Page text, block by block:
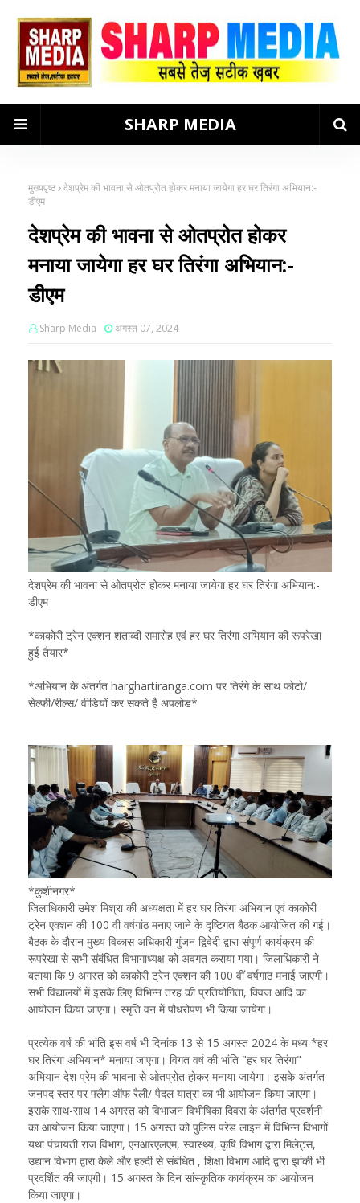
SHARP MEDIA
मुख्यपृष्ठ देशप्रेम की भावना से ओतप्रोत होकर मनाया जायेगा हर घर तिरंगा अभियान:-
डीएम
देशप्रेम की भावना से ओतप्रोत होकर
मनाया जायेगा हर घर तिरंगा अभियान:-
डीएम
Sharp Media अगस्त 07, 2024
देशप्रेम की भावना से ओतप्रोत होकर मनाया जायेगा हर घर तिरंगा अभियान:-
डीएम
*काकोरी ट्रेन एक्शन शताब्दी समारोह एवं हर घर तिरंगा अभियान की रूपरेखा
हुई तैयार*
*अभियान के अंतर्गत harghartiranga.com पर तिरंगे के साथ फोटो/
सेल्फी/रील्स/ वीडियों कर सकते है अपलोड*
*कुशीनगर*
जिलाधिकारी उमेश मिश्रा की अध्यक्षता में हर घर तिरंगा अभियान एवं काकोरी
ट्रेन एक्शन की 100 वी वर्षगांठ मनाए जाने के दृष्टिगत बैठक आयोजित की गई।
बैठक के दौरान मुख्य विकास अधिकारी गुंजन द्विवेदी द्वारा संपूर्ण कार्यक्रम की
रूपरेखा से सभी संबंधित विभागाध्यक्ष को अवगत कराया गया। जिलाधिकारी ने
बताया कि 9 अगस्त को काकोरी ट्रेन एक्शन की 100 वीं वर्षगाठ मनाई जाएगी।
सभी विद्यालयों में इसके लिए विभिन्न तरह की प्रतियोगिता, क्विज आदि का
आयोजन किया जाएगा। स्मृति वन में पौधरोपण भी किया जायेगा।
प्रत्येक वर्ष की भांति इस वर्ष भी दिनांक 13 से 15 अगस्त 2024 के मध्य *हर
घर तिरंगा अभियान* मनाया जाएगा। विगत वर्ष की भांति "हर घर तिरंगा"
अभियान देश प्रेम की भावना से ओतप्रोत होकर मनाया जायेगा। इसके अंतर्गत
जनपद स्तर पर फ्लैग ऑफ रैली/ पैदल यात्रा का भी आयोजन किया जाएगा।
इसके साथ-साथ 14 अगस्त को विभाजन विभीषिका दिवस के अंतर्गत प्रदर्शनी
का आयोजन किया जाएगा। 15 अगस्त को पुलिस परेड लाइन में विभिन्न विभागों
यथा पंचायती राज विभाग, एनआरएलएम, स्वास्थ्य, कृषि विभाग द्वारा मिलेट्स,
उद्यान विभाग द्वारा केले और हल्दी से संबंधित , शिक्षा विभाग आदि द्वारा झांकी भी
प्रदर्शित की जाएगी। 15 अगस्त के दिन सांस्कृतिक कार्यक्रम का आयोजन
किया जाएगा।